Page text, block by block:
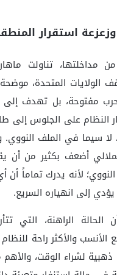
وزعزعة استقرار
تناولت ماهان
الولايات المتحدة،
مفتوحة، بل تهدف
النظام على الجلوس إلى
لا سيما في الملف
أضعف بكثير من أن
لأنه يدرك تماماً أن
إلى انهياره السريع.
الراهنة، التي
والأكثر راحة
لشراء الوقت، والأهم